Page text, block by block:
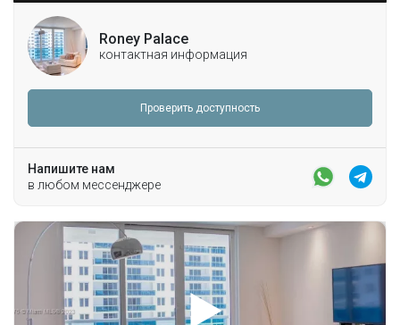
Roney Palace
контактная информация
Проверить доступность
Напишите нам
в любом мессенджере